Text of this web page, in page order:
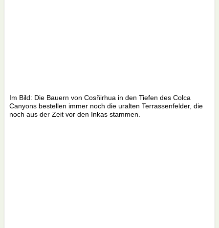
Im Bild: Die Bauern von Cosñirhua in den Tiefen des Colca
Canyons bestellen immer noch die uralten Terrassenfelder, die
noch aus der Zeit vor den Inkas stammen.